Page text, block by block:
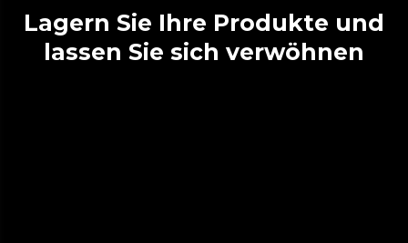
Lagern Sie Ihre Produkte und
lassen Sie sich verwöhnen